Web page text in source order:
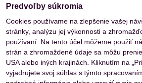
Predvoľby súkromia
Cookies používame na zlepšenie vašej
stránky, analýzu jej výkonnosti a
používaní. Na tento účel môžeme použiť
strán a zhromaždené údaje sa môžu
USA alebo iných krajinách. Kliknutím na
vyjadrujete svoj súhlas s týmto